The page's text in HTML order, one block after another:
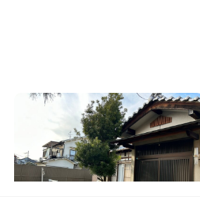
門真A邸
シェアハウス
【大和田駅徒歩6分】庭のある平屋で、ひと
り時間も交流も楽しむシェア暮らし
この家からの距離 16km